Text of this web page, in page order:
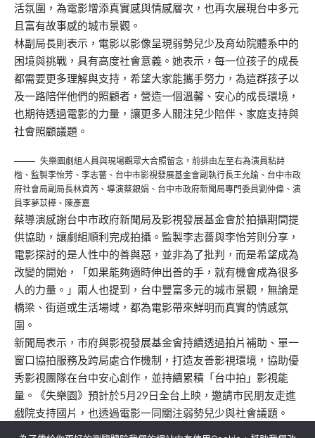
活氛圍，為電影增添真實感與情感層次，也再次展現台中多元
且富有故事感的城市景觀。
林副局長則表示，電影以影像呈現弱勢兒少及育幼院體系中的
困境與挑戰，具有高度社會意義。她表示，每一位孩子的成長
都需要更多理解與支持，希望大家能攜手努力，為這群孩子以
及一路陪伴他們的照顧者，營造一個溫馨、安心的成長環境，
也期待透過電影的力量，讓更多人關注兒少陪伴、家庭支持與
社會照顧議題。
失樂園劇組人員與現場觀眾大合照留念，前排由左至右為演員粘詩
楷、監製李怡芳、李志薔、台中市影視發展基金會副執行長王允踰、台中市政
府社會局副局長林資芮、導演蔡銀娟、台中市政府新聞局專門委員劉仲偉、演
員李夢苡樺、陳彥嘉
蔡導演感謝台中市政府新聞局及影視發展基金會於拍攝期間提
供協助，讓劇組順利完成拍攝。監製李志薔與李怡芳則分享，
電影探討的是人性中的善與惡，並非為了批判，而是希望成為
改變的開始，「如果能夠適時伸出善的手，就有機會成為很多
人的力量。」兩人也提到，台中豐富多元的城市景觀，無論是
橋梁、街道或生活場域，都為電影帶來鮮明而真實的情感氛
圍。
新聞局表示，市府與影視發展基金會持續透過拍片補助、單一
窗口協拍服務及跨局處合作機制，打造友善影視環境，協助優
秀影視團隊在台中安心創作，並持續累積「台中拍」影視能
量。《失樂園》預計於5月29日全台上映，邀請市民朋友走進
戲院支持國片，也透過電影一同關注弱勢兒少與社會議題。